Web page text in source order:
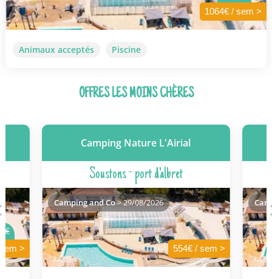
1064€ / sem >
Animaux acceptés Piscine
OFFRES LES MOINS CHÈRES
>
Camping Nature L'Airial
Soustons - port d'albret
554€ / sem >
Camping and Co> 29/08/2026